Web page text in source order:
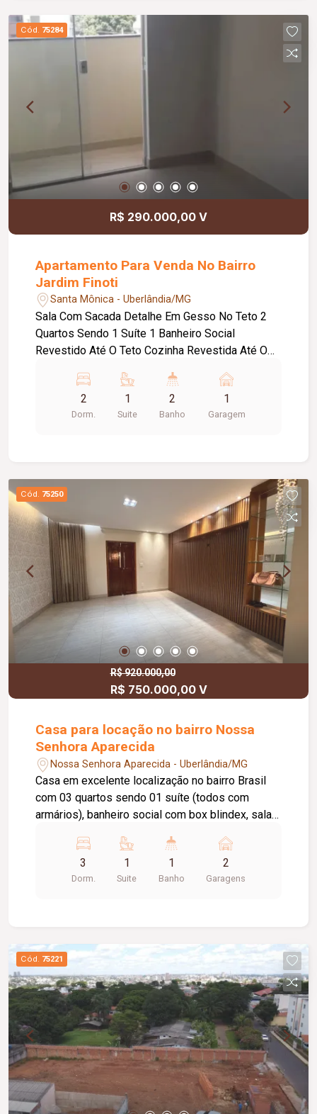
Cód. 75284
R$ 290.000,00 V
Apartamento Para Venda No Bairro
Jardim Finoti
Santa Mônica - Uberlândia/MG
Sala Com Sacada Detalhe Em Gesso No Teto 2
Quartos Sendo 1 Suíte 1 Banheiro Social
Revestido Até O Teto Cozinha Revestida Até O
2
Dorm.
1
Suite
2
Banho
1
Garagem
Cód. 75250
R$ 920.000,00
R$ 750.000,00 V
Casa para locação no bairro Nossa
Senhora Aparecida
Nossa Senhora Aparecida - Uberlândia/MG
Casa em excelente localização no bairro Brasil
com 03 quartos sendo 01 suíte (todos com
armários), banheiro social com box blindex, sala
cozinha toda planejada com armários, área de
lazer com churrasqueira, armário sob pia e
Coocktop, despensa, área de lavanderia, 02
3
Dorm.
1
Suite
1
Banho
2
Garagens
Cód. 75221